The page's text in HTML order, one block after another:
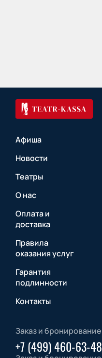
Афиша
Новости
Театры
О нас
Оплата и
доставка
Правила
оказания услуг
Гарантия
подлинности
Контакты
Заказ и бронирование
+7 (499) 460-63-48